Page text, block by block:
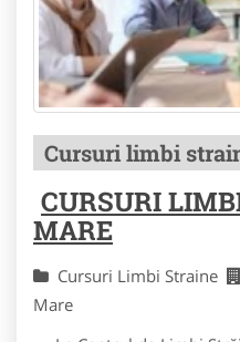
Cursuri limbi
CURSURI
MARE
Cursuri Limbi Straine
Mare